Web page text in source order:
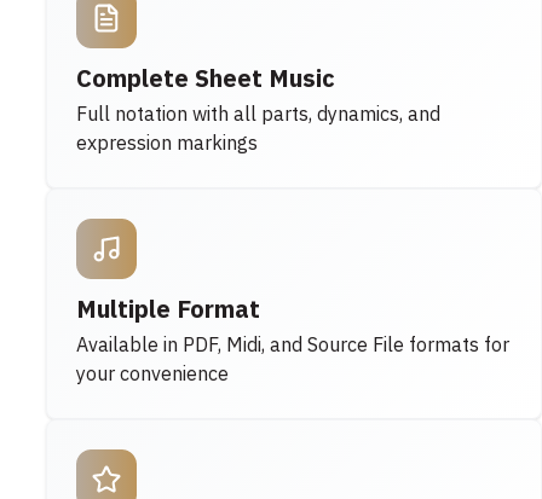
Complete Sheet Music
Full notation with all parts, dynamics, and
expression markings
Multiple Format
Available in PDF, Midi, and Source File formats for
your convenience